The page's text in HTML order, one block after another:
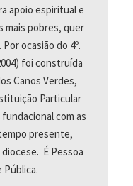
apoio espiritual e
mais pobres, quer
ocasião do 4º.
foi construída
Canos Verdes,
Particular
com as
presente,
É Pessoa
Pública.